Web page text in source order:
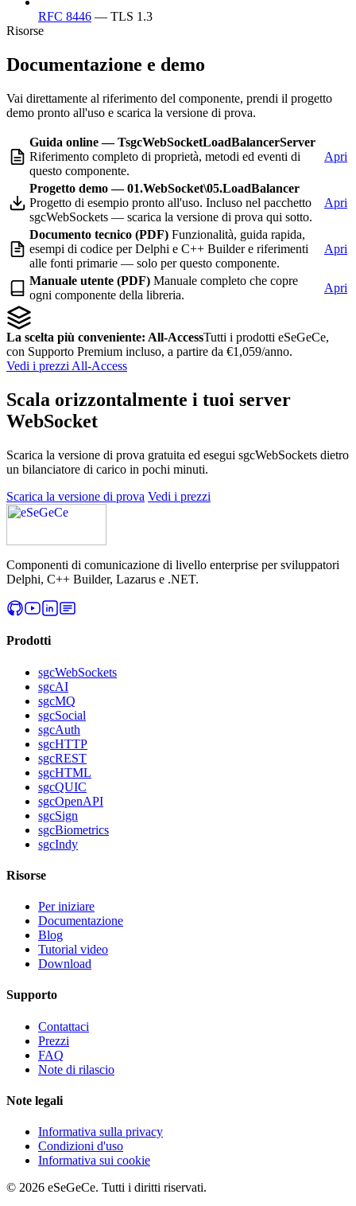
RFC 8446 — TLS 1.3
Risorse
Documentazione e demo
Vai direttamente al riferimento del componente, prendi il progetto
demo pronto all'uso e scarica la versione di prova.
Guida online — TsgcWebSocketLoadBalancerServer
Riferimento completo di proprietà, metodi ed eventi di
questo componente.
Apri
Progetto demo — 01.WebSocket\05.LoadBalancer
Progetto di esempio pronto all'uso. Incluso nel pacchetto
sgcWebSockets — scarica la versione di prova qui sotto.
Apri
Documento tecnico (PDF) Funzionalità, guida rapida,
esempi di codice per Delphi e C++ Builder e riferimenti
alle fonti primarie — solo per questo componente.
Apri
Manuale utente (PDF) Manuale completo che copre
ogni componente della libreria.
Apri
La scelta più conveniente: All-AccessTutti i prodotti eSeGeCe,
con Supporto Premium incluso, a partire da €1,059/anno.
Vedi i prezzi All-Access
Scala orizzontalmente i tuoi server
WebSocket
Scarica la versione di prova gratuita ed esegui sgcWebSockets dietro
un bilanciatore di carico in pochi minuti.
Scarica la versione di prova Vedi i prezzi
Componenti di comunicazione di livello enterprise per sviluppatori
Delphi, C++ Builder, Lazarus e .NET.
Prodotti
sgcWebSockets
sgcAI
sgcMQ
sgcSocial
sgcAuth
sgcHTTP
sgcREST
sgcHTML
sgcQUIC
sgcOpenAPI
sgcSign
sgcBiometrics
sgcIndy
Risorse
Per iniziare
Documentazione
Blog
Tutorial video
Download
Supporto
Contattaci
Prezzi
FAQ
Note di rilascio
Note legali
Informativa sulla privacy
Condizioni d'uso
Informativa sui cookie
© 2026 eSeGeCe. Tutti i diritti riservati.